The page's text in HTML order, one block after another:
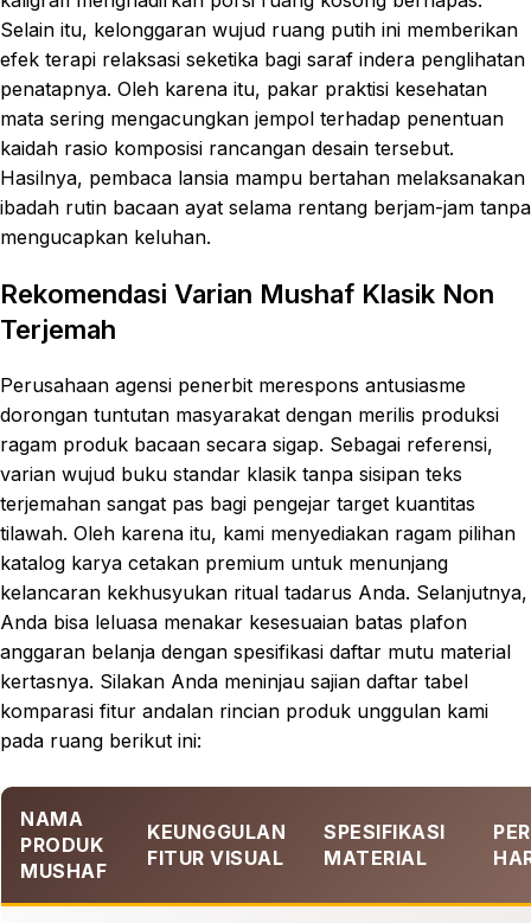
Selain itu, kelonggaran wujud ruang putih ini memberikan
efek terapi relaksasi seketika bagi saraf indera penglihatan
penatapnya. Oleh karena itu, pakar praktisi kesehatan
mata sering mengacungkan jempol terhadap penentuan
kaidah rasio komposisi rancangan desain tersebut.
Hasilnya, pembaca lansia mampu bertahan melaksanakan
ibadah rutin bacaan ayat selama rentang berjam-jam tanpa
mengucapkan keluhan.
Rekomendasi Varian Mushaf Klasik Non
Terjemah
Perusahaan agensi penerbit merespons antusiasme
dorongan tuntutan masyarakat dengan merilis produksi
ragam produk bacaan secara sigap. Sebagai referensi,
varian wujud buku standar klasik tanpa sisipan teks
terjemahan sangat pas bagi pengejar target kuantitas
tilawah. Oleh karena itu, kami menyediakan ragam pilihan
katalog karya cetakan premium untuk menunjang
kelancaran kekhusyukan ritual tadarus Anda. Selanjutnya,
Anda bisa leluasa menakar kesesuaian batas plafon
anggaran belanja dengan spesifikasi daftar mutu material
kertasnya. Silakan Anda meninjau sajian daftar tabel
komparasi fitur andalan rincian produk unggulan kami
pada ruang berikut ini:
NAMA
PRODUK
MUSHAF
KEUNGGULAN
FITUR VISUAL
SPESIFIKASI
MATERIAL